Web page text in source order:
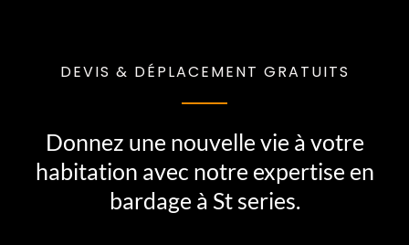
DEVIS & DÉPLACEMENT GRATUITS
Donnez une nouvelle vie à votre
habitation avec notre expertise en
bardage à St series.